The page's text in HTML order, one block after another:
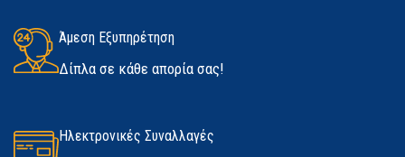
ΔΙΑΘΕΣΙΜΌΤΗΤΑ
Άμεση Εξυπηρέτηση
Δίπλα σε κάθε απορία σας!
Ηλεκτρονικές Συναλλαγές